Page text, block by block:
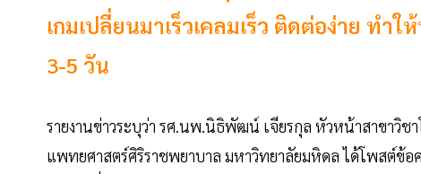
เกมเปลี่ยนมาเร็วเคลมเร็ว ติดต่อง่าย ทำ
3-5 วัน
รายงานข่าวระบุว่า รศ.นพ.นิธิพัฒน์ เจียรกุล หัวหน้าสาขาวิช
แพทยศาสตร์ศิริราชพยาบาล มหาวิทยาลัยมหิดล ได้โพสต์ข้